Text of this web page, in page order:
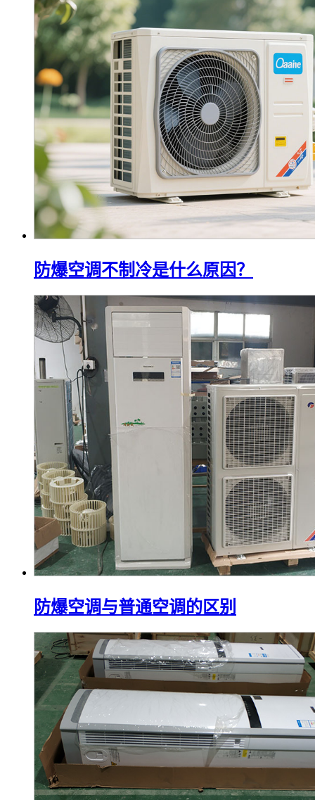
防爆空调不制冷是什么原因？
防爆空调与普通空调的区别